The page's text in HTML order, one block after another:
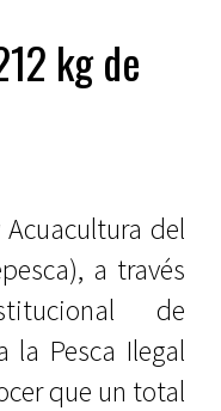
kg de
Acuacultura del
a través
de
la Pesca Ilegal
que un total